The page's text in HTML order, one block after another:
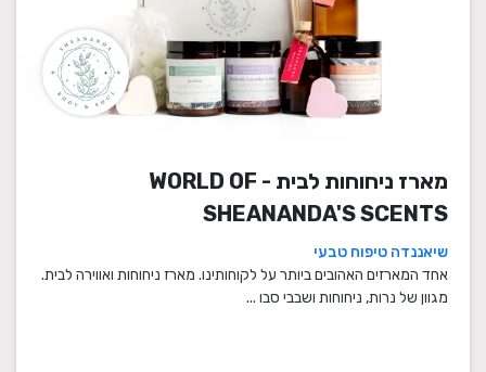
מארז ניחוחות לבית - WORLD OF
SHEANANDA'S SCENTS
שיאננדה טיפוח טבעי
אחד המארזים האהובים ביותר על לקוחותינו. מארז ניחוחות ואווירה לבית.
מגוון של נרות, ניחוחות ושבבי סבו ...